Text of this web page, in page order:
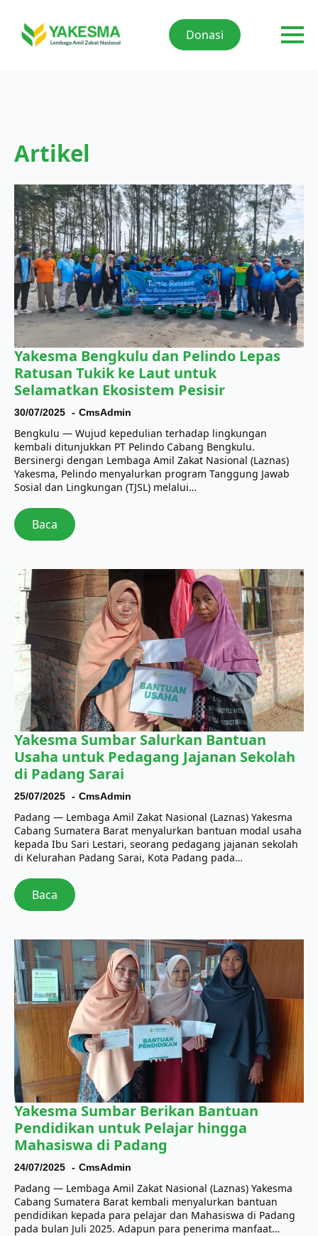
Donasi
Artikel
Yakesma Bengkulu dan Pelindo Lepas
Ratusan Tukik ke Laut untuk
Selamatkan Ekosistem Pesisir
30/07/2025 CmsAdmin
Bengkulu — Wujud kepedulian terhadap lingkungan
kembali ditunjukkan PT Pelindo Cabang Bengkulu.
Bersinergi dengan Lembaga Amil Zakat Nasional (Laznas)
Yakesma, Pelindo menyalurkan program Tanggung Jawab
Sosial dan Lingkungan (TJSL) melalui…
Baca
Yakesma Sumbar Salurkan Bantuan
Usaha untuk Pedagang Jajanan Sekolah
di Padang Sarai
25/07/2025 CmsAdmin
Padang — Lembaga Amil Zakat Nasional (Laznas) Yakesma
Cabang Sumatera Barat menyalurkan bantuan modal usaha
kepada Ibu Sari Lestari, seorang pedagang jajanan sekolah
di Kelurahan Padang Sarai, Kota Padang pada…
Baca
Yakesma Sumbar Berikan Bantuan
Pendidikan untuk Pelajar hingga
Mahasiswa di Padang
24/07/2025 CmsAdmin
Padang — Lembaga Amil Zakat Nasional (Laznas) Yakesma
Cabang Sumatera Barat kembali menyalurkan bantuan
pendidikan kepada para pelajar dan Mahasiswa di Padang
pada bulan Juli 2025. Adapun para penerima manfaat…